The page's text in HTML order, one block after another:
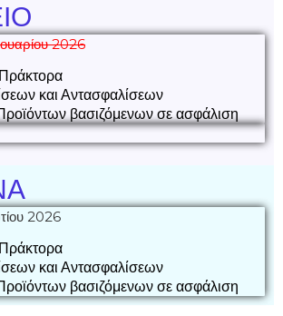
2026
και Αντασφαλίσεων
βασιζόμενων σε ασφάλιση
2026
και Αντασφαλίσεων
βασιζόμενων σε ασφάλιση